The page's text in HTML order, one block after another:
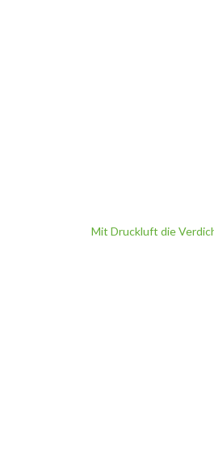
Mit Druckluft die